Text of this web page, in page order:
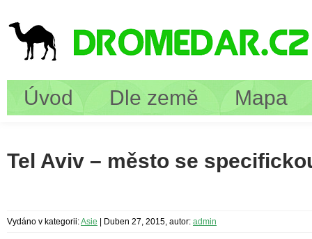
Úvod Dle země Mapa
Tel Aviv – město se
Vydáno v kategorii:Asie Duben 27, 2015, autor: admin